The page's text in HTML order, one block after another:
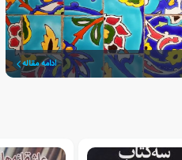
ادامه مقاله